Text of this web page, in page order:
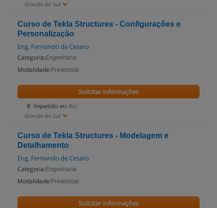
Grande do Sul
Curso de Tekla Structures - Configurações e
Personalização
Eng. Fernando de Cesaro
Categoria: Engenharia
Modalidade: Presencial
Impartido en: Rio
Grande do Sul
Solicitar informações
Curso de Tekla Structures - Modelagem e
Detalhamento
Eng. Fernando de Cesaro
Categoria: Engenharia
Modalidade: Presencial
Solicitar informações